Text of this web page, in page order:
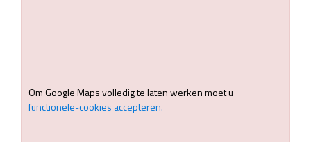
Om Google Maps volledig te laten werken moet u
functionele-cookies accepteren.